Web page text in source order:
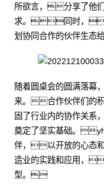
所欲言，分享了他
求。同时，
划协同合作的伙伴生
随着圆桌会的圆满落
来。合作伙伴们的
固了行业内的协作关
奠定了坚实基础。
伴，以开放的心态
造业的实践和应用，
型。